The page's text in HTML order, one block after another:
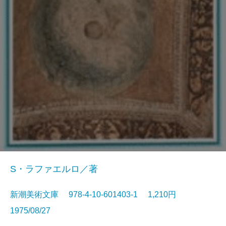
S・ラファエルロ／著
新潮美術文庫 978-4-10-601403-1 1,210円
1975/08/27